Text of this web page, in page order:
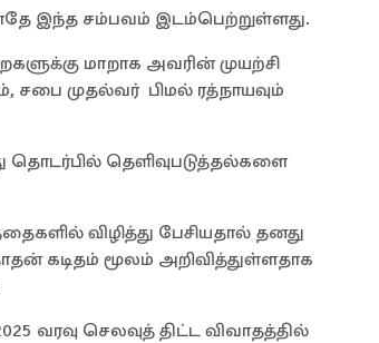
இந்த சம்பவம் இடம்பெற்றுள்ளது.
மாறாக அவரின் முயற்சி
சபை முதல்வர் பிமல் ரத்நாயவும்
தொடர்பில் தெளிவுபடுத்தல்களை
விழித்து பேசியதால் தனது
கடிதம் மூலம் அறிவித்துள்ளதாக
வரவு செலவுத் திட்ட விவாதத்தில்